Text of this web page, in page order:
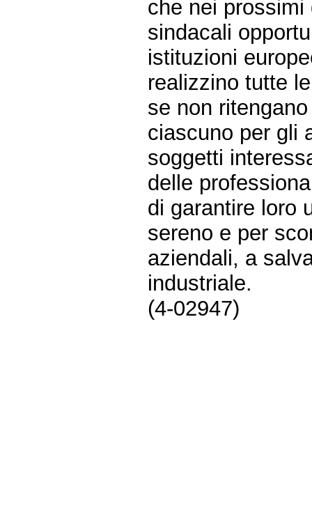
che nei
sindacali
istituzioni
realizzino tutte
se non
ciascuno per gli
soggetti
delle
di garantire loro
sereno e per
aziendali, a
industriale.
(4-02947)